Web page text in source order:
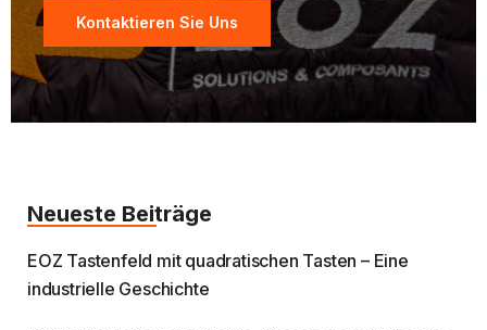
Kontaktieren Sie Uns
Neueste Beiträge
EOZ Tastenfeld mit quadratischen Tasten – Eine
industrielle Geschichte